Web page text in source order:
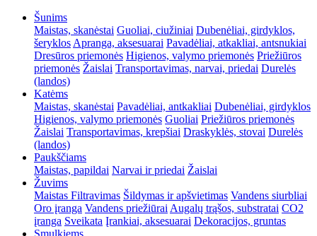
Šunims
Maistas, skanėstai Guoliai, ciužiniai Dubenėliai, girdyklos,
šeryklos Apranga, aksesuarai Pavadėliai, atkakliai, antsnukiai
Dresūros priemonės Higienos, valymo priemonės Priežiūros
priemonės Žaislai Transportavimas, narvai, priedai Durelės
(landos)
Katėms
Maistas, skanėstai Pavadėliai, antkakliai Dubenėliai, girdyklos
Higienos, valymo priemonės Guoliai Priežiūros priemonės
Žaislai Transportavimas, krepšiai Draskyklės, stovai Durelės
(landos)
Paukščiams
Maistas, papildai Narvai ir priedai Žaislai
Žuvims
Maistas Filtravimas Šildymas ir apšvietimas Vandens siurbliai
Oro įranga Vandens priežiūrai Augalų trąšos, substratai CO2
įranga Sveikata Įrankiai, aksesuarai Dekoracijos, gruntas
Smulkiems